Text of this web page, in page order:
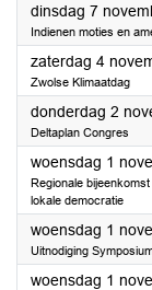
dinsdag 7
Indienen moties en
zaterdag 4
Zwolse Klimaatdag
donderdag 2
Deltaplan Congres
woensdag 1
Regionale
lokale democratie
woensdag 1
Uitnodiging
woensdag 1